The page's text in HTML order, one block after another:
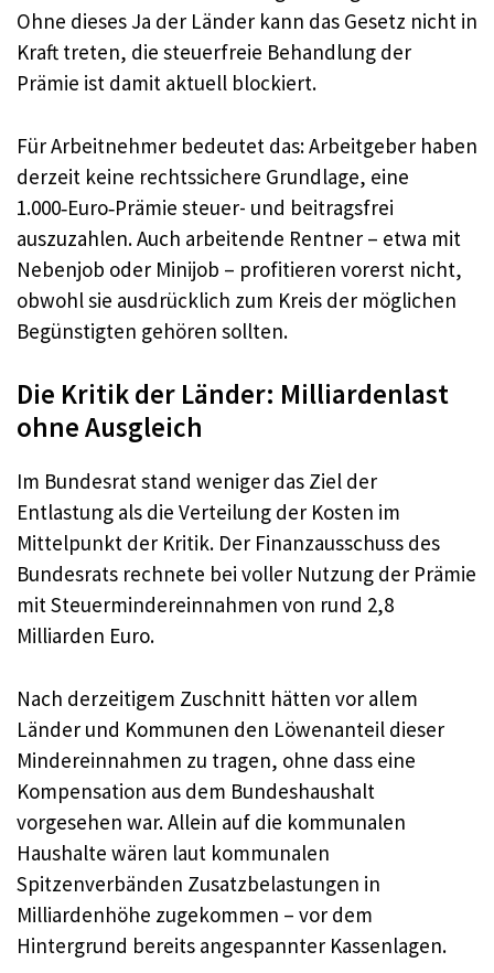
Ohne dieses Ja der Länder kann das Gesetz nicht in
Kraft treten, die steuerfreie Behandlung der
Prämie ist damit aktuell blockiert.
Für Arbeitnehmer bedeutet das: Arbeitgeber haben
derzeit keine rechtssichere Grundlage, eine
1.000‑Euro‑Prämie steuer- und beitragsfrei
auszuzahlen. Auch arbeitende Rentner – etwa mit
Nebenjob oder Minijob – profitieren vorerst nicht,
obwohl sie ausdrücklich zum Kreis der möglichen
Begünstigten gehören sollten.
Die Kritik der Länder: Milliardenlast
ohne Ausgleich
Im Bundesrat stand weniger das Ziel der
Entlastung als die Verteilung der Kosten im
Mittelpunkt der Kritik. Der Finanzausschuss des
Bundesrats rechnete bei voller Nutzung der Prämie
mit Steuermindereinnahmen von rund 2,8
Milliarden Euro.
Nach derzeitigem Zuschnitt hätten vor allem
Länder und Kommunen den Löwenanteil dieser
Mindereinnahmen zu tragen, ohne dass eine
Kompensation aus dem Bundeshaushalt
vorgesehen war. Allein auf die kommunalen
Haushalte wären laut kommunalen
Spitzenverbänden Zusatzbelastungen in
Milliardenhöhe zugekommen – vor dem
Hintergrund bereits angespannter Kassenlagen.